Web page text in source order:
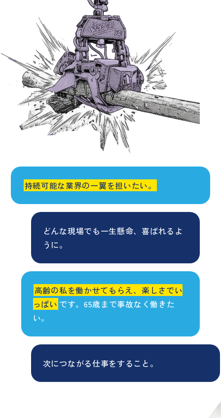
持続可能な業界の一翼を担いたい。
どんな現場でも一生懸命、喜ばれるよ
うに。
高齢の私を働かせてもらえ、楽しさでい
っぱい です。65歳まで事故なく働きた
い。
次につながる仕事をすること。